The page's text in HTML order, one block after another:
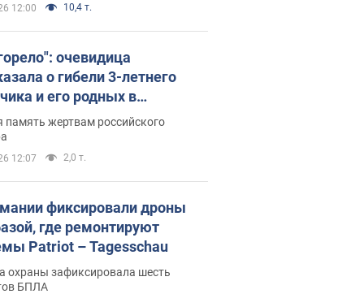
12:00 10,4 т.
очевидица
о гибели 3-летнего
и его родных в
атаки РФ на Киевскую
Видео и фото
память жертвам российского
12:07 2,0 т.
фиксировали дроны
где ремонтируют
Patriot – Tagesschau
охраны зафиксировала шесть
БПЛА